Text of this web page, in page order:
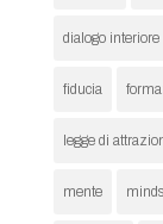
dialogo interiore
fiducia
legge di
mente